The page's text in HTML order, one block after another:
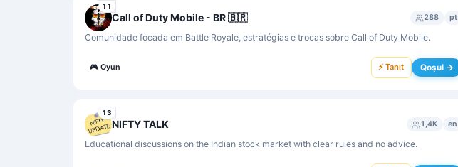
11
Call of Duty Mobile - BR 🇧🇷 288 pt
Comunidade focada em Battle Royale, estratégias e trocas sobre Call of Duty Mobile.
🎮 Oyun ⚡ Tanıt Qoşul →
13
NIFTY TALK 1,4K en
Educational discussions on the Indian stock market with clear rules and no advice.